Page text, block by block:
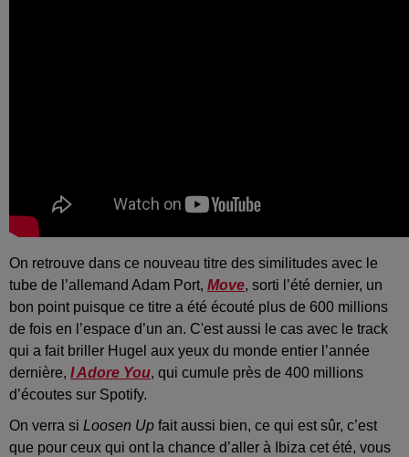
On retrouve dans ce nouveau titre des similitudes avec le
tube de l’allemand Adam Port, Move, sorti l’été dernier, un
bon point puisque ce titre a été écouté plus de 600 millions
de fois en l’espace d’un an. C'est aussi le cas avec le track
qui a fait briller Hugel aux yeux du monde entier l’année
dernière, I Adore You, qui cumule près de 400 millions
d’écoutes sur Spotify.
On verra si Loosen Up fait aussi bien, ce qui est sûr, c’est
que pour ceux qui ont la chance d’aller à Ibiza cet été, vous